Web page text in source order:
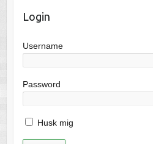
Login
Username
Password
Husk mig